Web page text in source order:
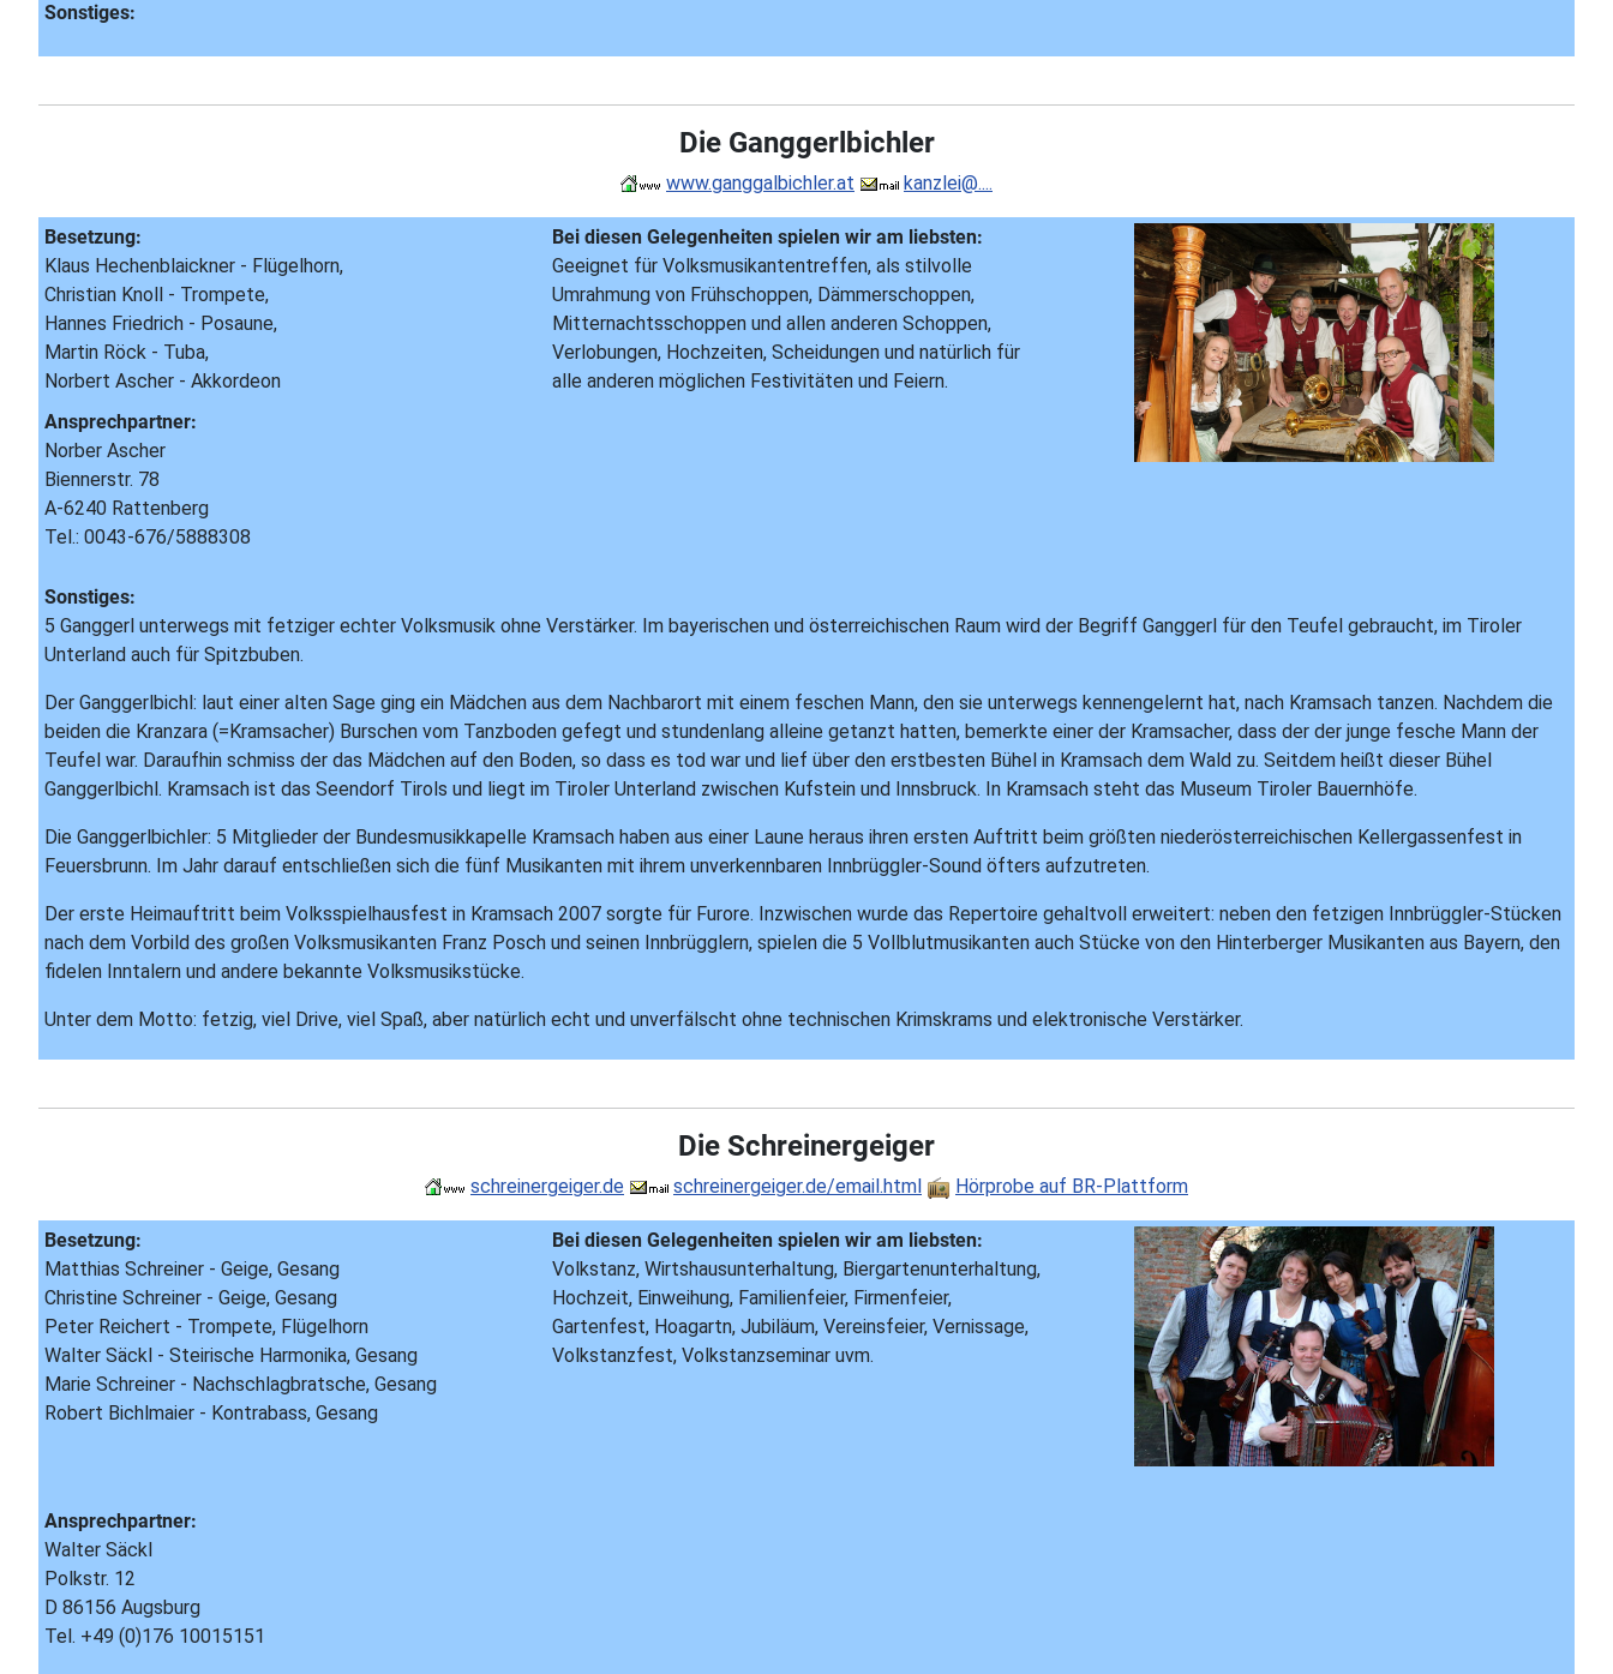
Sonstiges:
Die Ganggerlbichler
www.ganggalbichler.at kanzlei@....
Besetzung:
Klaus Hechenblaickner - Flügelhorn,
Christian Knoll - Trompete,
Hannes Friedrich - Posaune,
Martin Röck - Tuba,
Norbert Ascher - Akkordeon
Bei diesen Gelegenheiten spielen wir am liebsten:
Geeignet für Volksmusikantentreffen, als stilvolle
Umrahmung von Frühschoppen, Dämmerschoppen,
Mitternachtsschoppen und allen anderen Schoppen,
Verlobungen, Hochzeiten, Scheidungen und natürlich für
alle anderen möglichen Festivitäten und Feiern.
Ansprechpartner:
Norber Ascher
Biennerstr. 78
A-6240 Rattenberg
Tel.: 0043-676/5888308
Sonstiges:
5 Ganggerl unterwegs mit fetziger echter Volksmusik ohne Verstärker. Im bayerischen und österreichischen Raum wird der Begriff Ganggerl für den Teufel gebraucht, im Tiroler
Unterland auch für Spitzbuben.
Der Ganggerlbichl: laut einer alten Sage ging ein Mädchen aus dem Nachbarort mit einem feschen Mann, den sie unterwegs kennengelernt hat, nach Kramsach tanzen. Nachdem die
beiden die Kranzara (=Kramsacher) Burschen vom Tanzboden gefegt und stundenlang alleine getanzt hatten, bemerkte einer der Kramsacher, dass der der junge fesche Mann der
Teufel war. Daraufhin schmiss der das Mädchen auf den Boden, so dass es tod war und lief über den erstbesten Bühel in Kramsach dem Wald zu. Seitdem heißt dieser Bühel
Ganggerlbichl. Kramsach ist das Seendorf Tirols und liegt im Tiroler Unterland zwischen Kufstein und Innsbruck. In Kramsach steht das Museum Tiroler Bauernhöfe.
Die Ganggerlbichler: 5 Mitglieder der Bundesmusikkapelle Kramsach haben aus einer Laune heraus ihren ersten Auftritt beim größten niederösterreichischen Kellergassenfest in
Feuersbrunn. Im Jahr darauf entschließen sich die fünf Musikanten mit ihrem unverkennbaren Innbrüggler-Sound öfters aufzutreten.
Der erste Heimauftritt beim Volksspielhausfest in Kramsach 2007 sorgte für Furore. Inzwischen wurde das Repertoire gehaltvoll erweitert: neben den fetzigen Innbrüggler-Stücken
nach dem Vorbild des großen Volksmusikanten Franz Posch und seinen Innbrügglern, spielen die 5 Vollblutmusikanten auch Stücke von den Hinterberger Musikanten aus Bayern, den
fidelen Inntalern und andere bekannte Volksmusikstücke.
Unter dem Motto: fetzig, viel Drive, viel Spaß, aber natürlich echt und unverfälscht ohne technischen Krimskrams und elektronische Verstärker.
Die Schreinergeiger
schreinergeiger.de schreinergeiger.de/email.html Hörprobe auf BR-Plattform
Besetzung:
Matthias Schreiner - Geige, Gesang
Christine Schreiner - Geige, Gesang
Peter Reichert - Trompete, Flügelhorn
Walter Säckl - Steirische Harmonika, Gesang
Marie Schreiner - Nachschlagbratsche, Gesang
Robert Bichlmaier - Kontrabass, Gesang
Bei diesen Gelegenheiten spielen wir am liebsten:
Volkstanz, Wirtshausunterhaltung, Biergartenunterhaltung,
Hochzeit, Einweihung, Familienfeier, Firmenfeier,
Gartenfest, Hoagartn, Jubiläum, Vereinsfeier, Vernissage,
Volkstanzfest, Volkstanzseminar uvm.
Ansprechpartner:
Walter Säckl
Polkstr. 12
D 86156 Augsburg
Tel. +49 (0)176 10015151